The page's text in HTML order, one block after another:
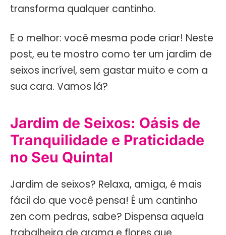
transforma qualquer cantinho.
E o melhor: você mesma pode criar! Neste
post, eu te mostro como ter um jardim de
seixos incrível, sem gastar muito e com a
sua cara. Vamos lá?
Jardim de Seixos: Oásis de
Tranquilidade e Praticidade
no Seu Quintal
Jardim de seixos? Relaxa, amiga, é mais
fácil do que você pensa! É um cantinho
zen com pedras, sabe? Dispensa aquela